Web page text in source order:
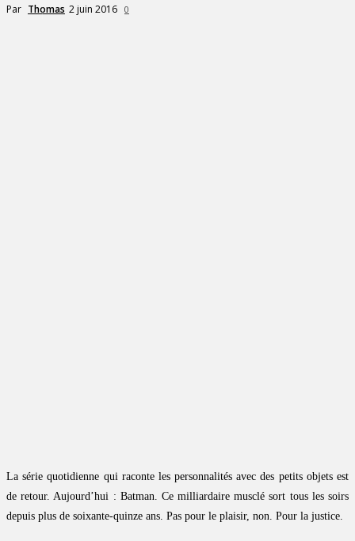
Par Thomas 2 juin 2016 0
La série quotidienne qui raconte les personnalités avec des petits objets est
de retour. Aujourd’hui : Batman. Ce milliardaire musclé sort tous les soirs
depuis plus de soixante-quinze ans. Pas pour le plaisir, non. Pour la justice.